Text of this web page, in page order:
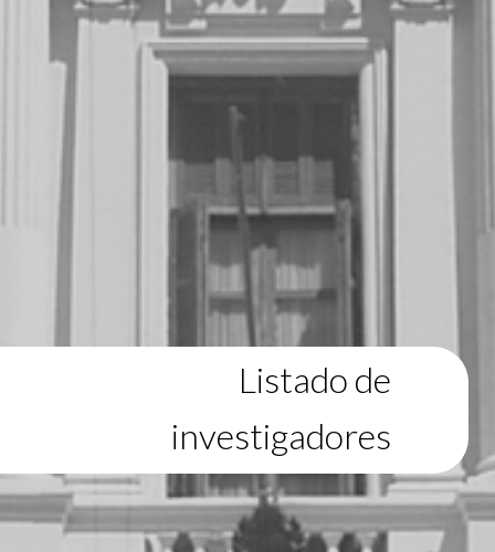
Listado de
investigadores